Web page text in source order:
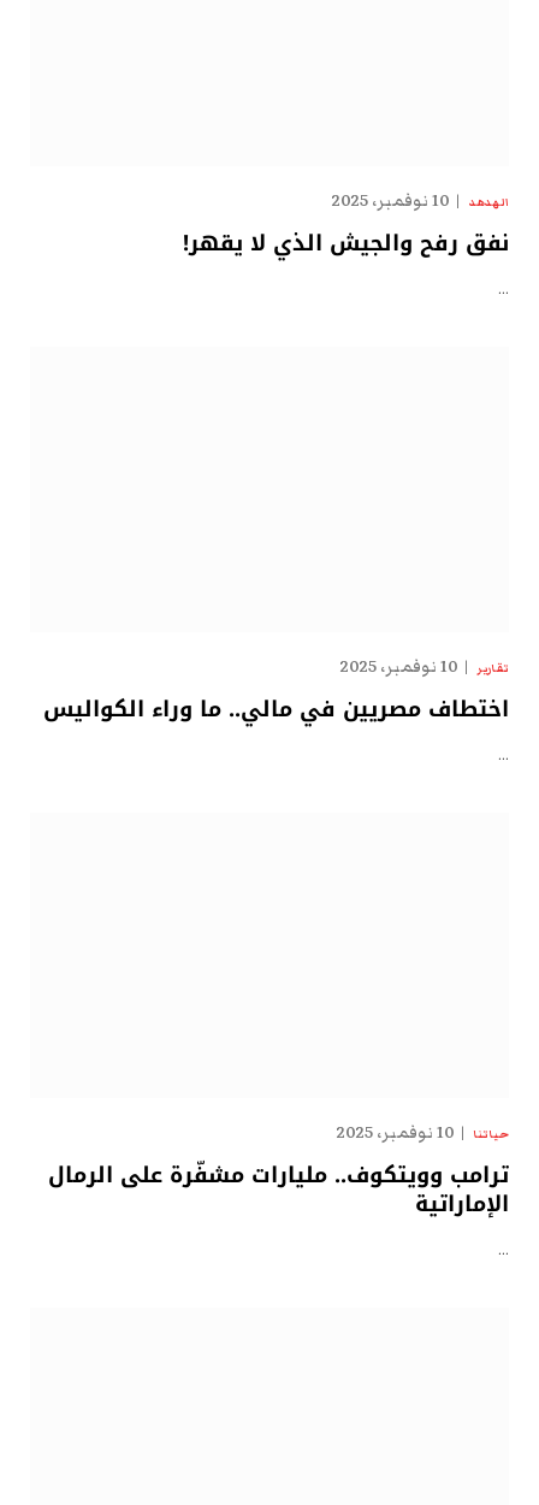
الهدهد 10 نوفمبر، 2025
نفق رفح والجيش الذي لا يقهر!
…
تقارير 10 نوفمبر، 2025
اختطاف مصريين في مالي.. ما وراء الكواليس
…
حياتنا 10 نوفمبر، 2025
ترامب وويتكوف.. مليارات مشفّرة على الرمال
الإماراتية
…